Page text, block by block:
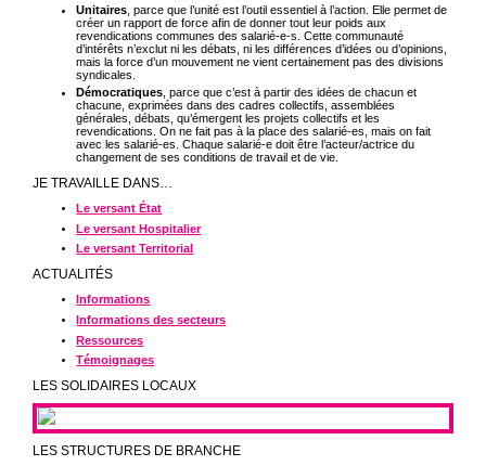
Unitaires , parce que l’unité est l’outil essentiel à l’action. Elle permet de
créer un rapport de force afin de donner tout leur poids aux
revendications communes des salarié-e-s. Cette communauté
d’intérêts n’exclut ni les débats, ni les différences d’idées ou d’opinions,
mais la force d’un mouvement ne vient certainement pas des divisions
syndicales.
Démocratiques, parce que c’est à partir des idées de chacun et
chacune, exprimées dans des cadres collectifs, assemblées
générales, débats, qu’émergent les projets collectifs et les
revendications. On ne fait pas à la place des salarié-es, mais on fait
avec les salarié-es. Chaque salarié-e doit être l’acteur/actrice du
changement de ses conditions de travail et de vie.
JE TRAVAILLE DANS…
Le versant État
Le versant Hospitalier
Le versant Territorial
ACTUALITÉS
Informations
Informations des secteurs
Ressources
Témoignages
LES SOLIDAIRES LOCAUX
LES STRUCTURES DE BRANCHE